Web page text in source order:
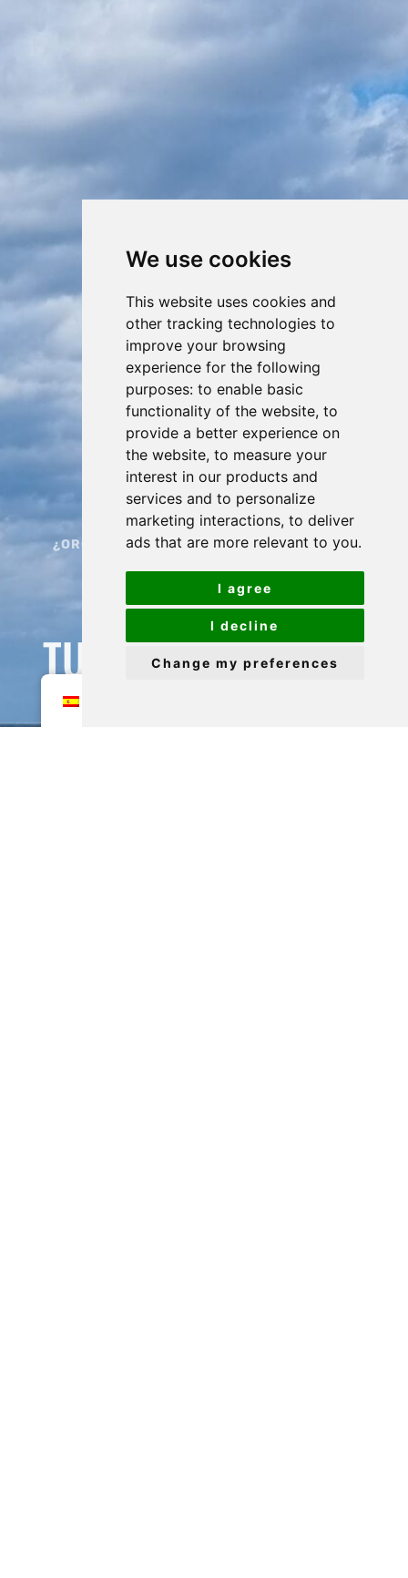
We use cookies
This website uses cookies and
other tracking technologies to
improve your browsing
experience for the following
purposes: to enable basic
functionality of the website, to
provide a better experience on
the website, to measure your
interest in our products and
services and to personalize
marketing interactions, to deliver
ads that are more relevant to you.
I agree
I decline
Change my preferences
¿ES COMPLICADO ELEGIR?
¿ORGANIZAR TUS VACACIONES SE VUELVE
AQUÍ ESTÁ LA SOLUCIÓN:
TU GUÍA DE ELBA A